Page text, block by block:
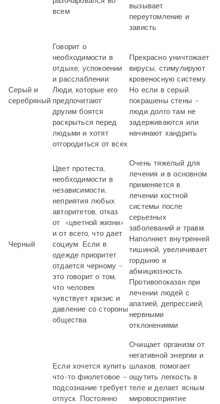
всем
вызывает
переутомление и
зависть
Серый и
серебряный
Говорит о
необходимости в
отдыхе, успокоении
и расслаблении.
Люди, которые его
предпочитают
другим боятся
раскрыться перед
людьми и хотят
отгородиться от всех
Прекрасно уничтожает
вирусы, стимулируют
кровеносную систему.
Но если в серый
покрашены стены –
люди долго там не
задерживаются или
начинают хандрить
Черный
Цвет протеста,
необходимости в
независимости,
неприятия любых
авторитетов, отказ
от «цветной жизни»
и от всего, что дает
социум. Если в
одежде приоритет
отдается черному –
это говорит о том,
что человек
чувствует кризис и
давление со стороны
общества
Очень тяжелый для
лечения и в основном
применяется в
лечении костной
системы после
серьезных
заболеваний и травм.
Наполняет внутренней
тишиной, увеличивает
гордыню и
абмициозность.
Противопоказан при
лечении людей с
апатией, депрессией,
нервными
отклонениями
Если хочется купить
что-то фиолетовое –
подсознание требует
отпуск. Постоянно
Очищает организм от
негативной энергии и
шлаков, помогает
ощутить легкость в
теле и делает ясным
мировосприятие